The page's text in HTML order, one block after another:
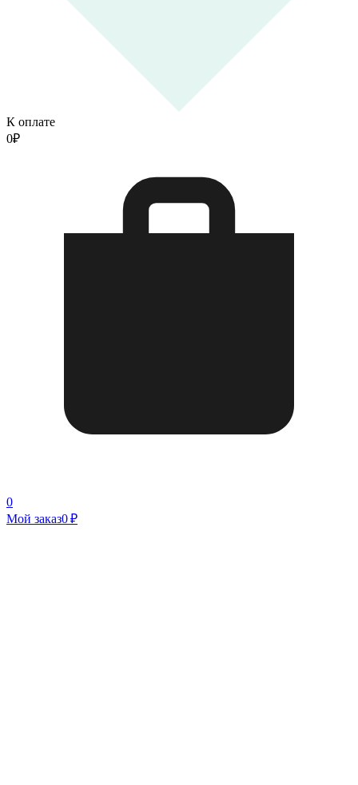
К оплате
0₽
0
Мой заказ0 ₽